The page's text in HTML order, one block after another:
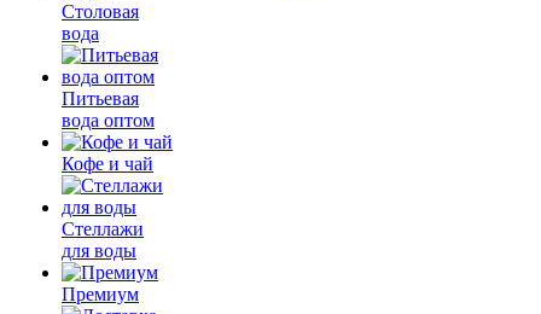
Столовая
вода
Питьевая
вода оптом
Кофе и чай
Стеллажи
для воды
Премиум